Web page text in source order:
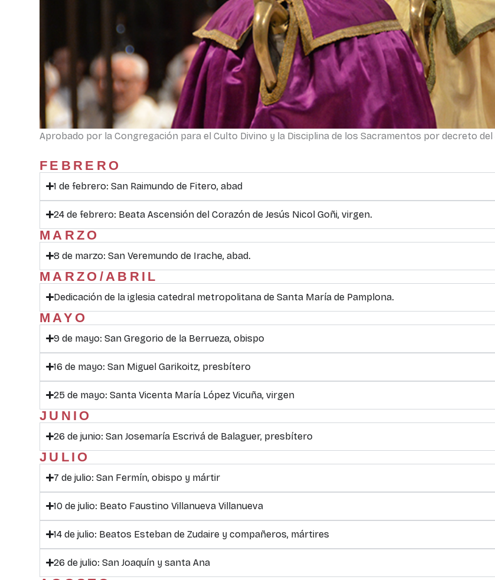
Aprobado por la Congregación para el Culto Divino y la Disciplina de los Sacramentos por decreto del
FEBRERO
1 de febrero: San Raimundo de Fitero, abad
24 de febrero: Beata Ascensión del Corazón de Jesús Nicol Goñi, virgen.
MARZO
8 de marzo: San Veremundo de Irache, abad.
MARZO/ABRIL
Dedicación de la iglesia catedral metropolitana de Santa María de Pamplona.
MAYO
9 de mayo: San Gregorio de la Berrueza, obispo
16 de mayo: San Miguel Garikoitz, presbítero
25 de mayo: Santa Vicenta María López Vicuña, virgen
JUNIO
26 de junio: San Josemaría Escrivá de Balaguer, presbítero
JULIO
7 de julio: San Fermín, obispo y mártir
10 de julio: Beato Faustino Villanueva Villanueva
14 de julio: Beatos Esteban de Zudaire y compañeros, mártires
26 de julio: San Joaquín y santa Ana